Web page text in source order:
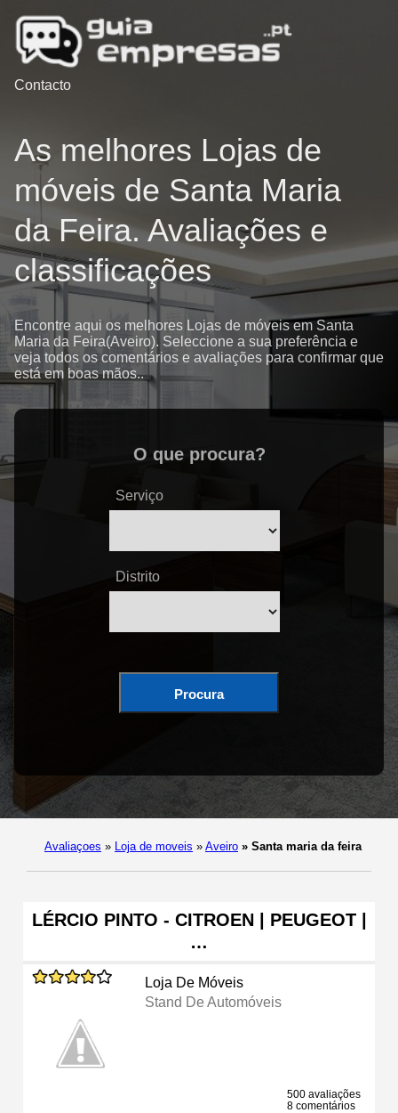
Contacto
As melhores Lojas de
móveis de Santa Maria
da Feira. Avaliações e
classificações
Encontre aqui os melhores Lojas de móveis em Santa
Maria da Feira(Aveiro). Seleccione a sua preferência e
veja todos os comentários e avaliações para confirmar que
está em boas mãos..
O que procura?
Serviço
Distrito
Procura
Avaliaçoes » Loja de moveis » Aveiro » Santa maria da feira
LÉRCIO PINTO - CITROEN | PEUGEOT |
…
Loja De Móveis
Stand De Automóveis
500 avaliações
8 comentários